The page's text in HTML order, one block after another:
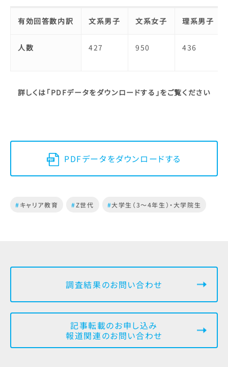
有効回答数内訳 文系男子 文系女子 理系男子
人数 427 950 436
詳しくは「PDFデータをダウンロードする」をご覧ください
PDFデータをダウンロードする
#キャリア教育 #Z世代 #大学生（3～4年生）・大学院生
調査結果のお問い合わせ
記事転載のお申し込み
報道関連のお問い合わせ